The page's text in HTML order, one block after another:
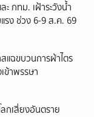
กทม. เฝ้าระวังน้ำ
ง ช่วง 6-9 ส.ค. 69
แฉขบวนการผ้าไตร
ข้าพรรษา
กเสี่ยงอันตราย